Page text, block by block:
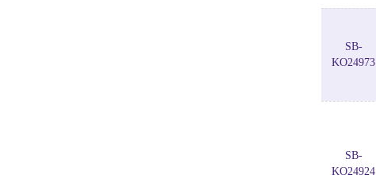
SB-
KO24973
SB-
KO24924